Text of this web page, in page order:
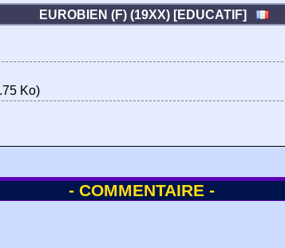
EUROBIEN (F) (19XX) [EDUCATIF]
Ko)
- COMMENTAIRE -